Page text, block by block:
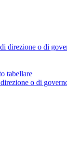
direzione o di
tabellare
o di